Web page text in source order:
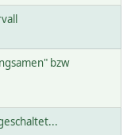
bzw